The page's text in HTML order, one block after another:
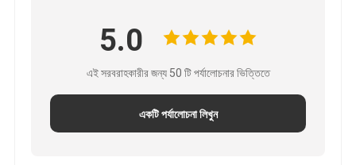
পোর্টেবল ইন্টারেক্টিভ হোয়াইটবোর্ড
বুদ্ধিমান ব্ল্যাকবোর্ড
5.0
এই সরবরাহকারীর জন্য 50 টি পর্যালোচনার ভিত্তিতে
একটি পর্যালোচনা লিখুন